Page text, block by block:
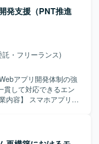
ン開発環境を想定して
ルールに沿って開発
既存機能の改修、不具
マスタ変更に伴うバ
。AWS環境上で稼働
、本番リリース前後
・テスト仕様書・リ
新もお任せいたしま
調査や軽微な修正支
主体的に課題解決に取
ます。チームメンバー
を同一基盤で扱うた
いドメインの機能開
発支援（PNT推進
託・フリーランス)
アプリ開発体制の強
貫して対応できるエン
だきます。フルスタ
グやAI駆動開発を活